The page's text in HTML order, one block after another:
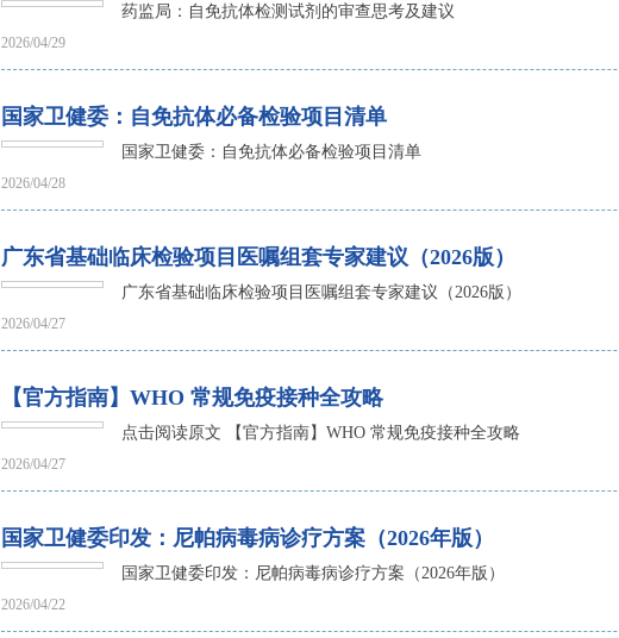
药监局：自免抗体检测试剂的审查思考及建议
2026/04/29
国家卫健委：自免抗体必备检验项目清单
国家卫健委：自免抗体必备检验项目清单
2026/04/28
广东省基础临床检验项目医嘱组套专家建议（2026版）
广东省基础临床检验项目医嘱组套专家建议（2026版）
2026/04/27
【官方指南】WHO 常规免疫接种全攻略
点击阅读原文 【官方指南】WHO 常规免疫接种全攻略
2026/04/27
国家卫健委印发：尼帕病毒病诊疗方案（2026年版）
国家卫健委印发：尼帕病毒病诊疗方案（2026年版）
2026/04/22